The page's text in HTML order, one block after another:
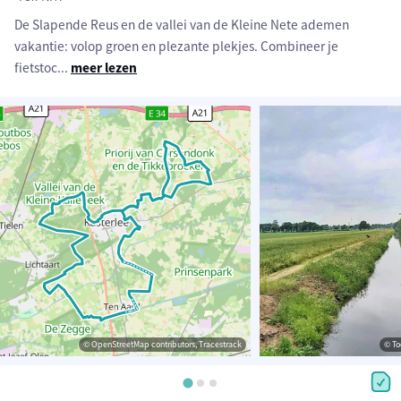
De Slapende Reus en de vallei van de Kleine Nete ademen
vakantie: volop groen en plezante plekjes. Combineer je
fietstoc... meer lezen
© OpenStreetMap contributors, Tracestrack ©